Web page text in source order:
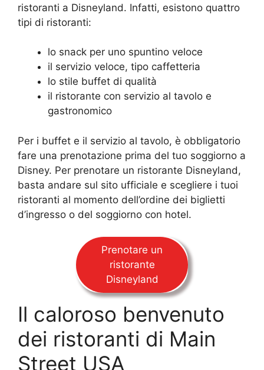
ristoranti a Disneyland. Infatti, esistono quattro
tipi di ristoranti:
lo snack per uno spuntino veloce
il servizio veloce, tipo caffetteria
lo stile buffet di qualità
il ristorante con servizio al tavolo e
gastronomico
Per i buffet e il servizio al tavolo, è obbligatorio
fare una prenotazione prima del tuo soggiorno a
Disney. Per prenotare un ristorante Disneyland,
basta andare sul sito ufficiale e scegliere i tuoi
ristoranti al momento dell’ordine dei biglietti
d’ingresso o del soggiorno con hotel.
Prenotare un
ristorante
Disneyland
Il caloroso benvenuto
dei ristoranti di Main
Street USA